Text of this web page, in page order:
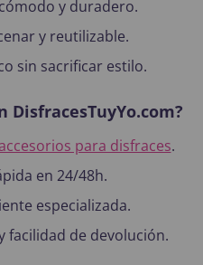
y duradero.
y reutilizable.
sin sacrificar estilo.
DisfracesTuyYo.com?
para disfraces.
en 24/48h.
especializada.
facilidad de devolución.